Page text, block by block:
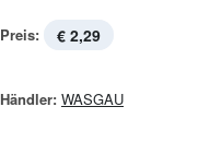
Preis: € 2,29
Händler: WASGAU